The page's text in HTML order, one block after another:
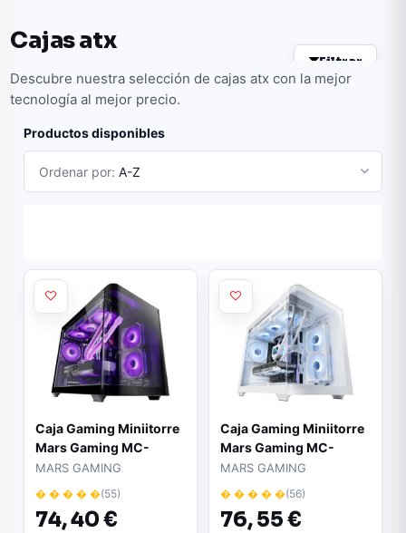
Cajas atx
Filtrar
Descubre nuestra selección de cajas atx con la mejor
tecnología al mejor precio.
Productos disponibles
Ordenar por: A-Z
Caja Gaming Miniitorre
Mars Gaming MC-
FUSIONM
MARS GAMING
� � � � �(55)
74,40 €
Caja Gaming Miniitorre
Mars Gaming MC-
FUSIONM/ Blanca
MARS GAMING
� � � � �(56)
76,55 €